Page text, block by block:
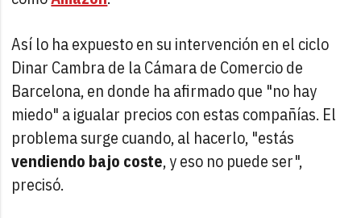
Así lo ha expuesto en su intervención en el ciclo
Dinar Cambra de la Cámara de Comercio de
Barcelona, en donde ha afirmado que "no hay
miedo" a igualar precios con estas compañías. El
problema surge cuando, al hacerlo, "estás
vendiendo bajo coste, y eso no puede ser",
precisó.